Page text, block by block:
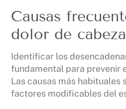
Causas
dolor de
Identificar los
fundamental para prevenir
Las causas más habituales
factores modificables del